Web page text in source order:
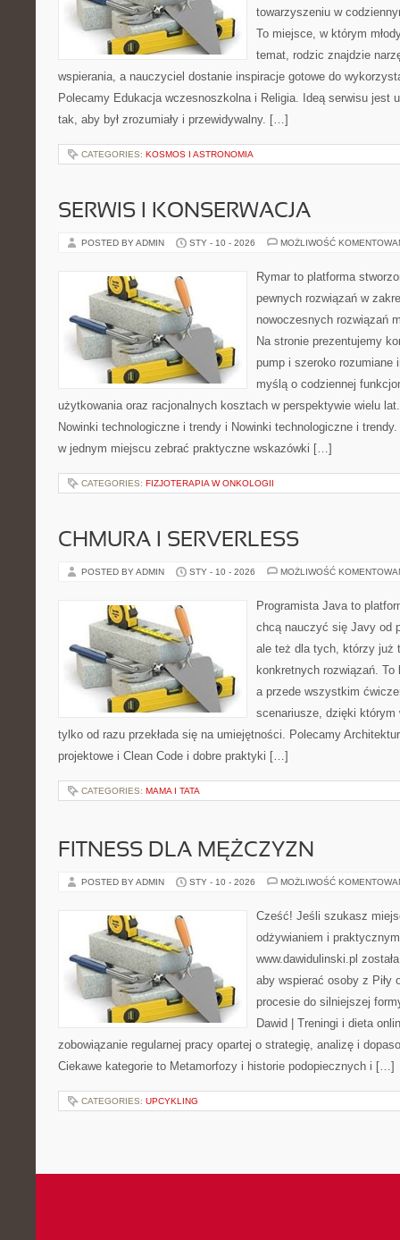
towarzyszeniu w
To miejsce, w którym
temat, rodzic znajdzie
wspierania, a nauczyciel dostanie inspiracje gotowe do
Polecamy Edukacja wczesnoszkolna i Religia. Ideą serwisu jest
tak, aby był zrozumiały i przewidywalny. […]
CATEGORIES: KOSMOS I ASTRONOMIA
SERWIS I KONSERWACJA
POSTED BY ADMIN STY - 10 - 2026 MOŻLIWOŚĆ
Rymar to platforma
pewnych rozwiązań w
nowoczesnych rozwiązań
Na stronie prezentujemy
pump i szeroko rozumiane
myślą o codziennej
użytkowania oraz racjonalnych kosztach w perspektywie wielu
Nowinki technologiczne i trendy i Nowinki technologiczne i
w jednym miejscu zebrać praktyczne wskazówki […]
CATEGORIES: FIZJOTERAPIA W ONKOLOGII
CHMURA I SERVERLESS
POSTED BY ADMIN STY - 10 - 2026 MOŻLIWOŚĆ
Programista Java to
chcą nauczyć się Javy od
ale też dla tych, którzy już
konkretnych rozwiązań. To
a przede wszystkim
scenariusze, dzięki którym
tylko od razu przekłada się na umiejętności. Polecamy
projektowe i Clean Code i dobre praktyki […]
CATEGORIES: MAMA I TATA
FITNESS DLA MĘŻCZYZN
POSTED BY ADMIN STY - 10 - 2026 MOŻLIWOŚĆ
Cześć! Jeśli szukasz
odżywianiem i
www.dawidulinski.pl
aby wspierać osoby z Piły
procesie do silniejszej
Dawid | Treningi i dieta
zobowiązanie regularnej pracy opartej o strategię, analizę i
Ciekawe kategorie to Metamorfozy i historie podopiecznych i […]
CATEGORIES: UPCYKLING